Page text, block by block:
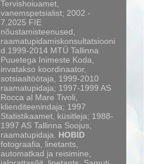
Tervishoiuamet,
vanemspetsialist; 2002 -
7.2025 FIE
nõustamisteenused,
raamatupidamiskonsultatsiooni
d.1999-2014 MTÜ Tallinna
Puuetega Inimeste Koda,
invatakso koordinaator,
sotsiaaltöötaja, 1999-2010
raamatupidaja; 1997-1999 AS
Rocca al Mare Tivoli,
klienditeenindaja; 1997
Statistikaamet, küsitleja; 1988-
1997 AS Tallinna Soojus,
raamatupidaja. HOBID
fotograafia, linetants,
automatkad ja reisimine,